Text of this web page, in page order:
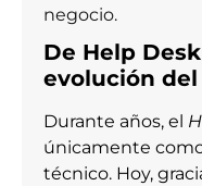
negocio.
De Help
evolución
Durante años, el
únicamente
técnico. Hoy,